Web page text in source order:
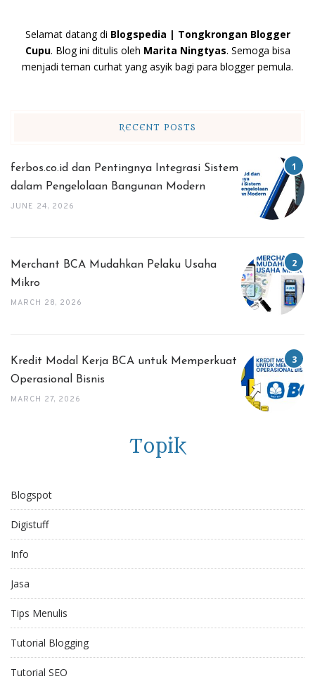
Selamat datang di Blogspedia | Tongkrongan Blogger
Cupu. Blog ini ditulis oleh Marita Ningtyas. Semoga bisa
menjadi teman curhat yang asyik bagi para blogger pemula.
RECENT POSTS
ferbos.co.id dan Pentingnya Integrasi Sistem
dalam Pengelolaan Bangunan Modern
JUNE 24, 2026
Merchant BCA Mudahkan Pelaku Usaha
Mikro
MARCH 28, 2026
Kredit Modal Kerja BCA untuk Memperkuat
Operasional Bisnis
MARCH 27, 2026
Topik
Blogspot
Digistuff
Info
Jasa
Tips Menulis
Tutorial Blogging
Tutorial SEO